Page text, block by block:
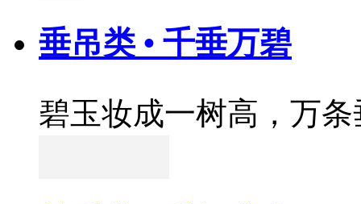
垂吊类 • 千垂万碧
碧玉妆成一树高，万